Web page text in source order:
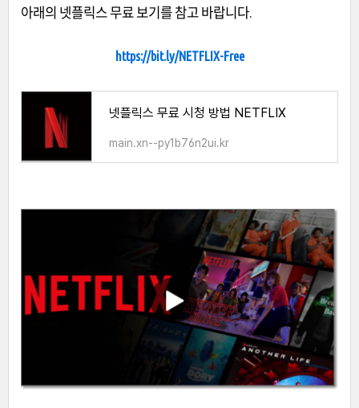
아래의 넷플릭스 무료 보기를 참고 바랍니다.
https://bit.ly/NETFLIX-Free
넷플릭스 무료 시청 방법 NETFLIX
main.xn--py1b76n2ui.kr